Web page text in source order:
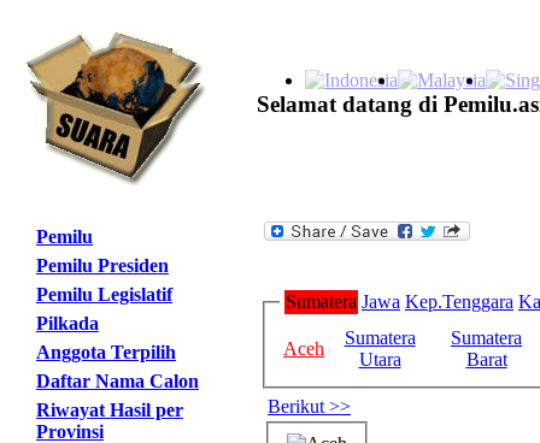
Selamat datang di
Pemilu
Pemilu Presiden
Pemilu Legislatif
Pilkada
Anggota Terpilih
Daftar Nama Calon
Riwayat Hasil per
Provinsi
Sumatera Jawa Kep.Tenggara
Aceh
Sumatera
Utara
Sumatera
Barat
Berikut >>